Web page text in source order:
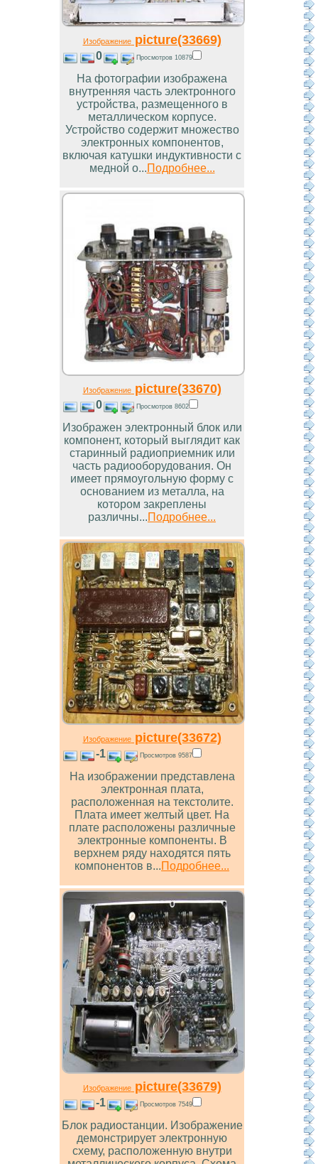
Изображениеpicture(33669)
0 Просмотров 10879
На фотографии изображена
внутренняя часть электронного
устройства, размещенного в
металлическом корпусе.
Устройство содержит множество
электронных компонентов,
включая катушки индуктивности с
медной о...Подробнее...
Изображениеpicture(33670)
0 Просмотров 8602
Изображен электронный блок или
компонент, который выглядит как
старинный радиоприемник или
часть радиооборудования. Он
имеет прямоугольную форму с
основанием из металла, на
котором закреплены
различны...Подробнее...
Изображениеpicture(33672)
-1 Просмотров 9587
На изображении представлена
электронная плата,
расположенная на текстолите.
Плата имеет желтый цвет. На
плате расположены различные
электронные компоненты. В
верхнем ряду находятся пять
компонентов в...Подробнее...
Изображениеpicture(33679)
-1 Просмотров 7549
Блок радиостанции. Изображение
демонстрирует электронную
схему, расположенную внутри